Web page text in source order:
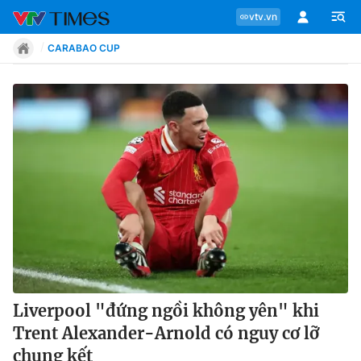
vtv.vn
Chuyên mục
Phong cách
Chân dung
Sự kiện
CARABAO CUP
Liverpool "đứng ngồi không yên" khi
Trent Alexander-Arnold có nguy cơ lỡ
chung kết